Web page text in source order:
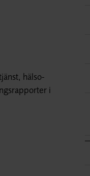
hälso-
i